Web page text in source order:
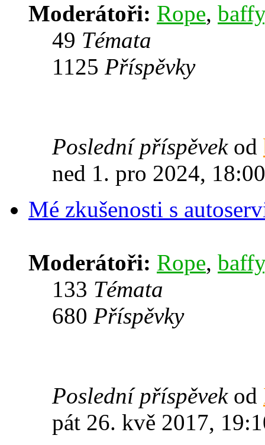
Moderátoři: Rope, baffy
49 Témata
1125 Příspěvky
Poslední příspěvekod
ned 1. pro 2024, 18:00
Mé zkušenosti s
Moderátoři: Rope, baffy
133 Témata
680 Příspěvky
Poslední příspěvekod
pát 26. kvě 2017,